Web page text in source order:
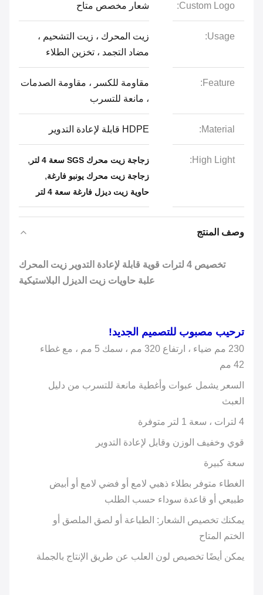
Custom Logo: شعار مخصص متاح
Usage:
زيت المحرك ، زيت التشحيم ،
مضاد التجمد ، تخزين الطلاء
Feature:
مقاومة للكسر ، مقاومة الصدمات
، مانعة للتسرب
Material: HDPE قابلة لإعادة التدوير
High Light: زجاجة زيت محرك SGS سعة 4 لتر
زجاجة زيت محرك يونبو فارغة,
حاوية زيت ديزل فارغة سعة 4 لتر
وصف المنتج
تخصيص 4 لترات قوية قابلة لإعادة التدوير زيت المحرك
علبة حاويات زيت الديزل البلاستيكية
ترحيب مصبوب للتصميم الجديد!
230 مم ضياء ، ارتفاع 320 مم ، سمك 5 مم ، مع غطاء
السعر يشمل عبوات وأغطية مانعة للتسرب من دليل
العبث
قوي وخفيف الوزن وقابل لإعادة التدوير
سعة كبيرة
الغطاء متوفر بطلاء ذهبي لامع أو فضي لامع أو أبيض
طبيعي أو قاعدة سوداء حسب الطلب
يمكنك تخصيص الشعار: الطباعة أو لصق الملصق أو
الختم المتاح
يمكن أيضًا تخصيص لون العلب عن طريق الإنتاج بالجملة